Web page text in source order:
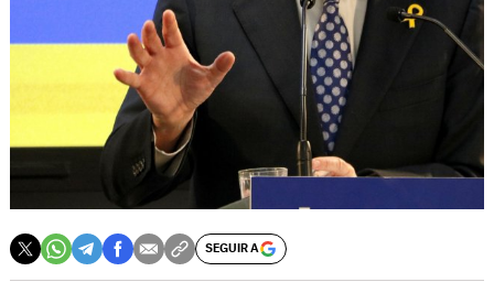
SEGUIR A